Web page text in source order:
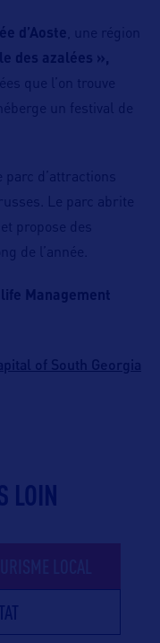
d’Aoste , une région
des azalées »,
que l’on trouve
un festival de
parc d’attractions
Le parc abrite
propose des
de l’année.
Management
of South Georgia
LOIN